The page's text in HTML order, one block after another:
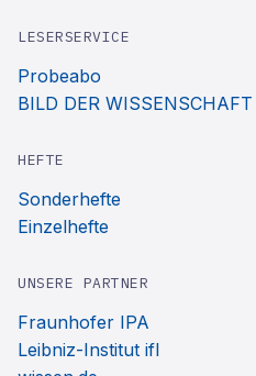
LESERSERVICE
Probeabo
BILD DER
HEFTE
Sonderhefte
Einzelhefte
UNSERE PARTNER
Fraunhofer IPA
Leibniz-Institut ifl